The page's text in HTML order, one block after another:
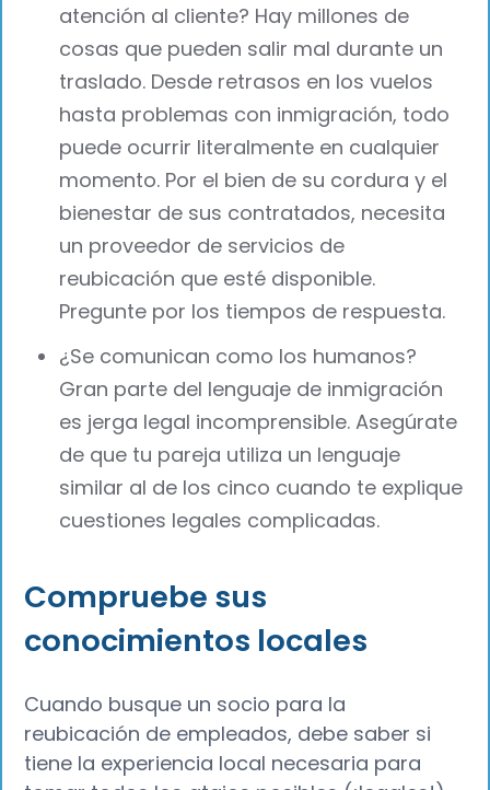
atención al cliente? Hay millones de
cosas que pueden salir mal durante un
traslado. Desde retrasos en los vuelos
hasta problemas con inmigración, todo
puede ocurrir literalmente en cualquier
momento. Por el bien de su cordura y el
bienestar de sus contratados, necesita
un proveedor de servicios de
reubicación que esté disponible.
Pregunte por los tiempos de respuesta.
¿Se comunican como los humanos?
Gran parte del lenguaje de inmigración
es jerga legal incomprensible. Asegúrate
de que tu pareja utiliza un lenguaje
similar al de los cinco cuando te explique
cuestiones legales complicadas.
Compruebe sus
conocimientos locales
Cuando busque un socio para la
reubicación de empleados, debe saber si
tiene la experiencia local necesaria para